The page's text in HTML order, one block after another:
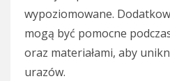
wypoziomowane.
mogą być pomocne
oraz materiałami, aby
urazów.